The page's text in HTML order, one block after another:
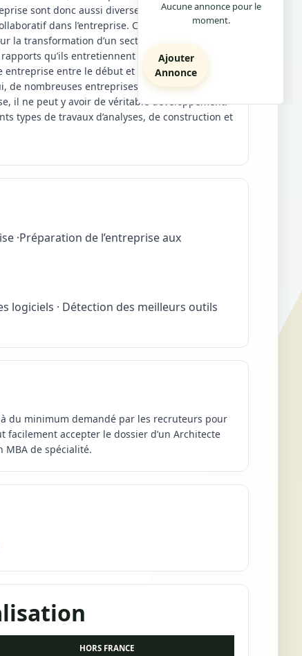
sont donc aussi diverses que variées et
dans l’entreprise. Cela signifie
transformation d’un secteur de l’entreprise.
qu’ils entretiennent entre eux. On peut
entre le début et la fin d’un projet.
de nombreuses entreprises ignorent cette
il ne peut y avoir de véritable développement.
types de travaux d’analyses, de construction et
·Préparation de l’entreprise aux
logiciels · Détection des meilleurs outils
du minimum demandé par les recruteurs pour
accepter le dossier d’un Architecte
de spécialité.
HORS FRANCE
Aucune annonce pour le
moment.
Ajouter
Annonce